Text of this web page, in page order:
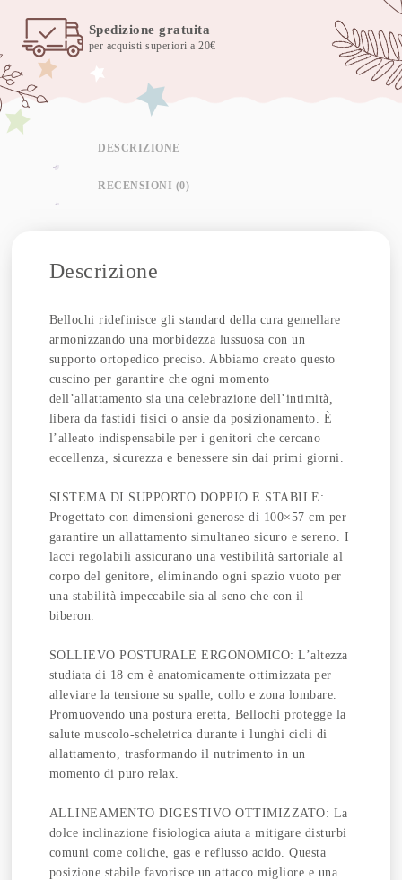
Spedizione gratuita
per acquisti superiori a 20€
DESCRIZIONE
RECENSIONI (0)
Descrizione
Bellochi ridefinisce gli standard della cura gemellare
armonizzando una morbidezza lussuosa con un
supporto ortopedico preciso. Abbiamo creato questo
cuscino per garantire che ogni momento
dell’allattamento sia una celebrazione dell’intimità,
libera da fastidi fisici o ansie da posizionamento. È
l’alleato indispensabile per i genitori che cercano
eccellenza, sicurezza e benessere sin dai primi giorni.
SISTEMA DI SUPPORTO DOPPIO E STABILE:
Progettato con dimensioni generose di 100×57 cm per
garantire un allattamento simultaneo sicuro e sereno. I
lacci regolabili assicurano una vestibilità sartoriale al
corpo del genitore, eliminando ogni spazio vuoto per
una stabilità impeccabile sia al seno che con il
biberon.
SOLLIEVO POSTURALE ERGONOMICO: L’altezza
studiata di 18 cm è anatomicamente ottimizzata per
alleviare la tensione su spalle, collo e zona lombare.
Promuovendo una postura eretta, Bellochi protegge la
salute muscolo-scheletrica durante i lunghi cicli di
allattamento, trasformando il nutrimento in un
momento di puro relax.
ALLINEAMENTO DIGESTIVO OTTIMIZZATO: La
dolce inclinazione fisiologica aiuta a mitigare disturbi
comuni come coliche, gas e reflusso acido. Questa
posizione stabile favorisce un attacco migliore e una